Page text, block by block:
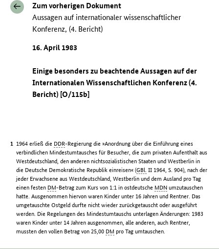
Zum vorherigen Dokument
Aussagen auf internationaler wissenschaftlicher
Konferenz, (4. Bericht)
16. April 1983
Einige besonders zu beachtende Aussagen auf der
Internationalen Wissenschaftlichen Konferenz (4.
Bericht) [O/115b]
1964 erließ die DDR-Regierung die »Anordnung über die Einführung eines
verbindlichen Mindestumtausches für Besucher, die zum privaten Aufenthalt aus
Westdeutschland, den anderen nichtsozialistischen Staaten und Westberlin in
die Deutsche Demokratische Republik einreisen« (GBl. II 1964, S. 904), nach der
jeder Erwachsene aus Westdeutschland, Westberlin und dem Ausland pro Tag
einen festen DM-Betrag zum Kurs von 1:1 in ostdeutsche MDN umzutauschen
hatte. Ausgenommen hiervon waren Kinder unter 16 Jahren und Rentner. Das
umgetauschte Ostgeld durfte nicht wieder zurückgetauscht oder ausgeführt
werden. Die Regelungen des Mindestumtauschs unterlagen Änderungen: 1983
waren Kinder unter 14 Jahren ausgenommen, alle anderen, auch Rentner,
mussten den vollen Betrag von 25,00 DM pro Tag umtauschen.